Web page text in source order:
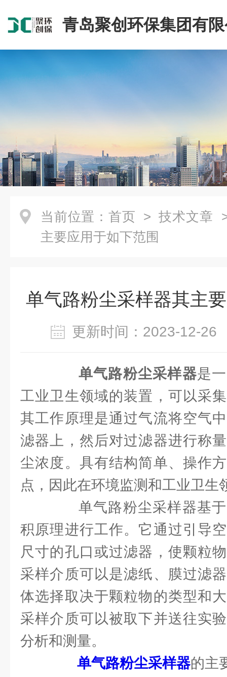
青岛聚创环保集团有
当前位置： 首页 > 技术文章
主要应用于如下范围
单气路粉尘采样器其主
更新时间：2023-12-
单气路粉尘采样器是
工业卫生领域的装置，可以采
其工作原理是通过气流将空气
滤器上，然后对过滤器进行称
尘浓度。具有结构简单、操作
点，因此在环境监测和工业卫生
单气路粉尘采样器基于
积原理进行工作。它通过引导
尺寸的孔口或过滤器，使颗粒
采样介质可以是滤纸、膜过滤
体选择取决于颗粒物的类型和
采样介质可以被取下并送往实
分析和测量。
单气路粉尘采样器的主